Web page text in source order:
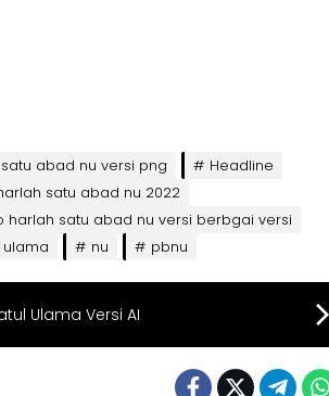
abad nu versi png
Headline
satu abad nu 2022
harlah satu abad nu versi berbgai versi
nu pbnu
Ulama Versi AI